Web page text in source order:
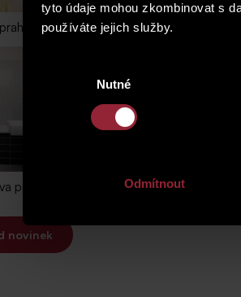
tyto údaje mohou zkombinovat s
používáte jejich služby.
Nutné
Odmítnout
3 žižkov koupelna praha 3
praha 3 praha 3 jeseniova
novinek